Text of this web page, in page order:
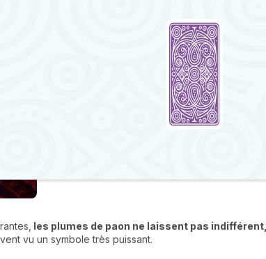
les plumes de paon ne laissent pas
vu un symbole très puissant.